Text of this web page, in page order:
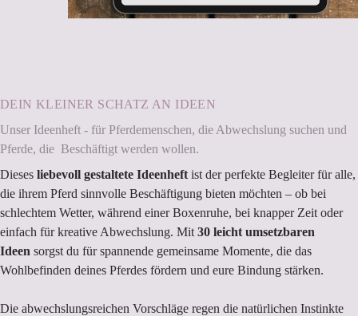
DEIN KLEINER SCHATZ AN IDEEN
Unser Ideenheft - für Pferdemenschen, die Abwechslung suchen und
Pferde, die Beschäftigt werden wollen.
Dieses liebevoll gestaltete Ideenheft ist der perfekte Begleiter für alle,
die ihrem Pferd sinnvolle Beschäftigung bieten möchten – ob bei
schlechtem Wetter, während einer Boxenruhe, bei knapper Zeit oder
einfach für kreative Abwechslung. Mit 30 leicht umsetzbaren
Ideen sorgst du für spannende gemeinsame Momente, die das
Wohlbefinden deines Pferdes fördern und eure Bindung stärken.
Die abwechslungsreichen Vorschläge regen die natürlichen Instinkte